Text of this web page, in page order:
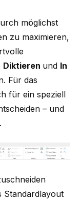
möglichst
zu maximieren,
Diktieren und In
Für das
für ein speziell
– und
Standardlayout